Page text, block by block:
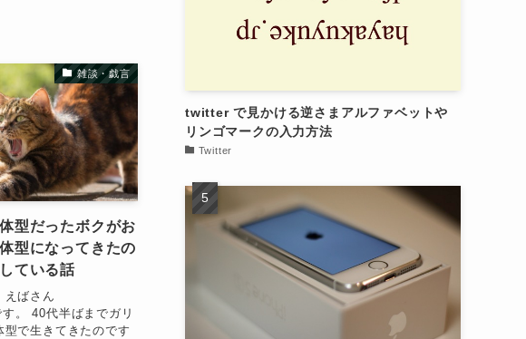
雑談・戯言
型だったボクがお
型になってきたの
ている話
えばさん
す。 40代半ばまでガリ
型で生きてきたのです
twitter で見かける逆さまアルファベットや
リンゴマークの入力方法
Twitter